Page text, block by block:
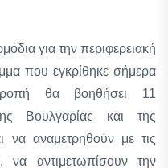
για την περιφερειακή
που εγκρίθηκε σήμερα
θα βοηθήσει 11
Βουλγαρίας και της
να αναμετρηθούν με τις
να αντιμετωπίσουν την